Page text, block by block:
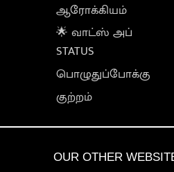
ஆரோக்கியம்
🌟 வாட்ஸ் அப்
STATUS
பொழுதுப்போக்கு
குற்றம்
OUR OTHER